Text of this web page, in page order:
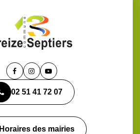
Lien
le
compte
Lien
le
compte
Lien
la
chaîne
02 51 41 72 07
Horaires des mairies